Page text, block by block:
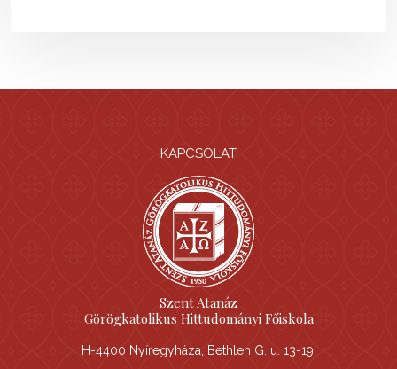
KAPCSOLAT
Szent Atanáz
Görögkatolikus Hittudományi Főiskola
H-4400 Nyíregyháza, Bethlen G. u. 13-19.